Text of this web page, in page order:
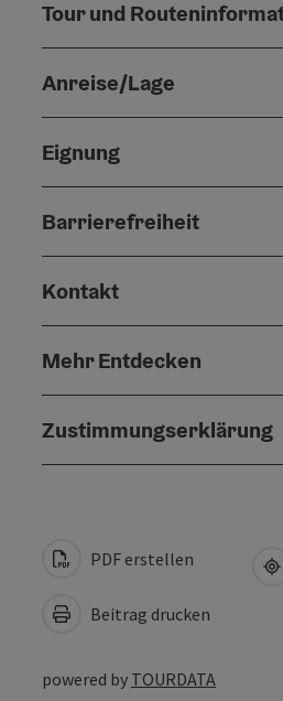
Tour und
Anreise/Lage
Eignung
Barrierefreiheit
Kontakt
Mehr Entdecken
Zustimmungserklärung
PDF erstellen
Beitrag drucken
powered by TOURDATA